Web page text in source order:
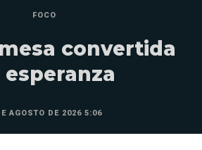
FOCO
convertida
esperanza
AGOSTO DE 2026 5:06